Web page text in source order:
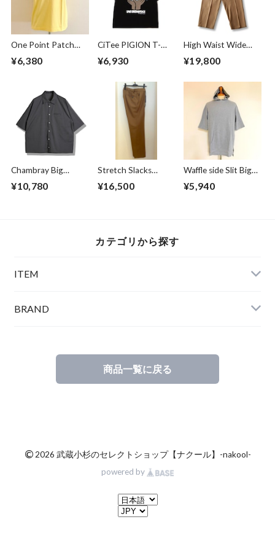
One Point Patch
¥6,380
CiTee PIGION T-
¥6,930
High Waist Wide
Beige
¥19,800
Chambray Big
¥10,780
Stretch Slacks
¥16,500
Waffle side Slit Big
Gray
¥5,940
カテゴリから探す
ITEM
BRAND
商品一覧に戻る
© 2026 武蔵小杉のセレクトショップ【ナクール】-nakool-
powered by